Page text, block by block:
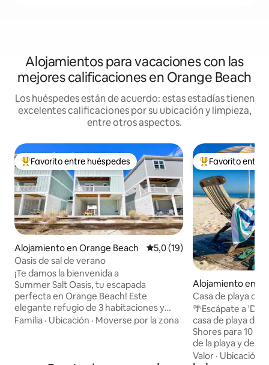
Alojamientos para vacaciones con las
mejores calificaciones en Orange Beach
Los huéspedes están de acuerdo: estas estadías tienen
excelentes calificaciones por su ubicación y limpieza,
entre otros aspectos.
Favorito entre los huéspedes más destacados
Favorito entre huéspedes
Alojamiento en Orange Beach Calificación promedio: 5,0 de
5,0 (19)
Oasis de sal de verano
¡Te damos la bienvenida a
Summer Salt Oasis, tu escapada
perfecta en Orange Beach! Este
elegante refugio de 3 habitaciones y
4 baños está a pocos minutos de playas
Familia · Ubicación · Moverse por la zona
Favorito entre
Favorito entre
Alojamiento en
Casa de playa
🌴Escápate a
casa de playa de
Shores para 10
de la playa y de
refugio de 1.800
Valor · Ubicación